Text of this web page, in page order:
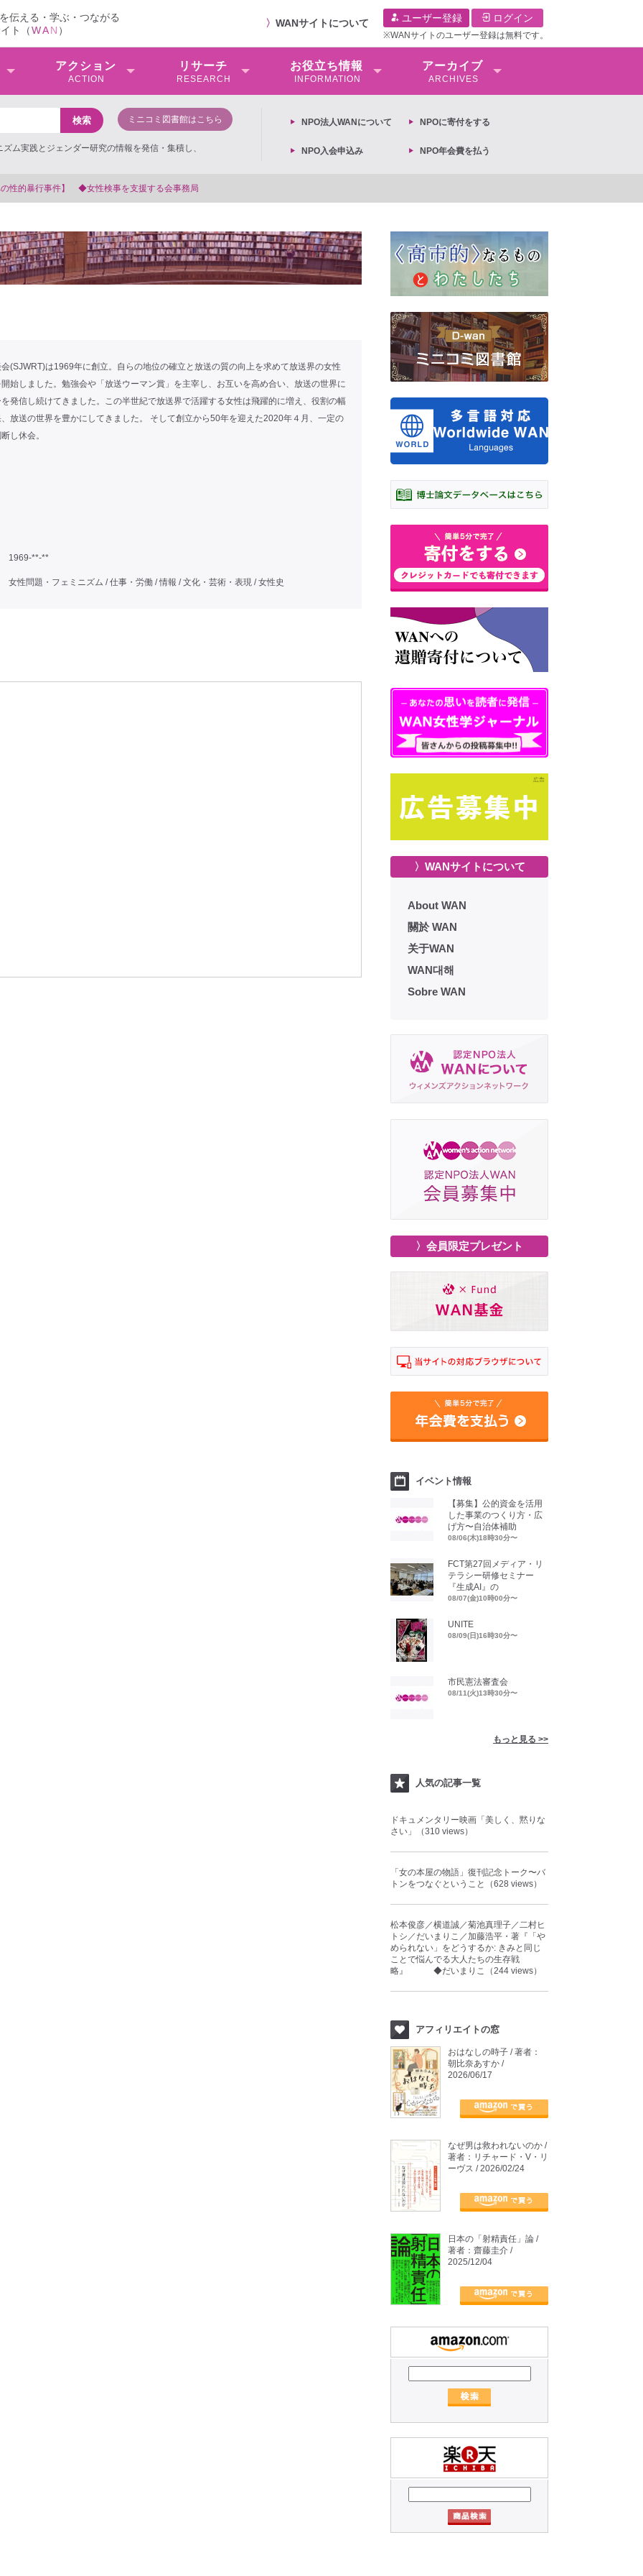
伝える・学ぶ・つながる
ト（WAN ）
〉 WANサイトについて ユーザー登録 ログイン
※WANサイトのユーザー登録は無料です。
アクション
ACTION
リサーチ
RESEARCH
お役⽴ち情報
INFORMATION
アーカイブ
ARCHIVES
ミニコミ図書館はこちら
ム実践とジェンダー研究の情報を発信・集積し、
NPO法⼈WANについて NPOに寄付をする
NPO入会申込み NPO年会費を払う
事務局
(SJWRT)は1969年に創立。自らの地位の確立と放送の質の向上を求めて放送界の女性
始しました。勉強会や「放送ウーマン賞」を主宰し、お互いを高め合い、放送の世界に
発信し続けてきました。この半世紀で放送界で活躍する女性は飛躍的に増え、役割の幅
放送の世界を豊かにしてきました。 そして創立から50年を迎えた2020年４月、一定の
し休会。
1969-**-**
女性問題・フェミニズム / 仕事・労働 / 情報 / 文化・芸術・表現 / 女性史
〉WANサイトについて
About WAN
關於 WAN
关于WAN
WAN대해
Sobre WAN
〉会員限定プレゼント
イベント情報
【募集】公的資金を活用
した事業のつくり方・広
げ方〜自治体補助
08/06(木)18時30分〜
FCT第27回メディア・リ
テラシー研修セミナー
『生成AI』の
08/07(金)10時00分〜
UNITE
08/09(日)16時30分〜
市民憲法審査会
08/11(火)13時30分〜
もっと見る >>
人気の記事一覧
ドキュメンタリー映画「美しく、黙りな
さい」（310 views）
「女の本屋の物語」復刊記念トーク〜バ
トンをつなぐということ（628 views）
松本俊彦／横道誠／菊池真理子／二村ヒ
トシ／だいまりこ／加藤浩平・著『「や
められない」をどうするか: きみと同じ
ことで悩んでる大人たちの生存戦
略』 ◆だいまりこ（244 views）
アフィリエイトの窓
おはなしの時子 / 著者：
朝比奈あすか /
2026/06/17
なぜ男は救われないのか /
著者：リチャード・V・リ
ーヴス / 2026/02/24
日本の「射精責任」論 /
著者：齋藤圭介 /
2025/12/04